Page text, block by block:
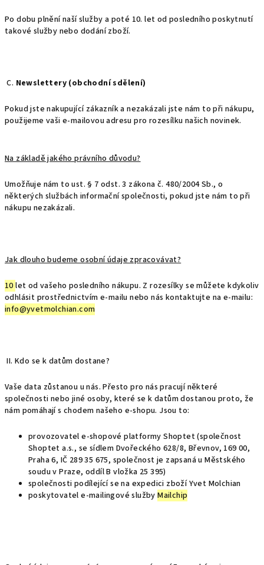
Po dobu plnění naší služby a poté 10. let od posledního poskytnutí
takové služby nebo dodání zboží.
C. Newslettery (obchodní sdělení)
Pokud jste nakupující zákazník a nezakázali jste nám to při nákupu,
použijeme vaši e-mailovou adresu pro rozesílku našich novinek.
Na základě jakého právního důvodu?
Umožňuje nám to ust. § 7 odst. 3 zákona č. 480/2004 Sb., o
některých službách informační společnosti, pokud jste nám to při
nákupu nezakázali.
Jak dlouho budeme osobní údaje zpracovávat?
10let od vašeho posledního nákupu. Z rozesílky se můžete kdykoliv
odhlásit prostřednictvím e-mailu nebo nás kontaktujte na e-mailu:
info@yvetmolchian.com
II. Kdo se k datům dostane?
Vaše data zůstanou u nás. Přesto pro nás pracují některé
společnosti nebo jiné osoby, které se k datům dostanou proto, že
nám pomáhají s chodem našeho e-shopu. Jsou to:
provozovatel e-shopové platformy Shoptet (společnost
Shoptet a.s., se sídlem Dvořeckého 628/8, Břevnov, 169 00,
Praha 6, IČ 289 35 675, společnost je zapsaná u Městského
soudu v Praze, oddíl B vložka 25 395)
společnosti podílející se na expedici zboží Yvet Molchian
poskytovatel e-mailingové službyMailchip